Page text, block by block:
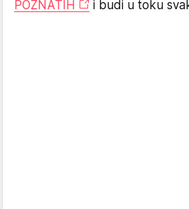
POZNATIH
i budi u toku